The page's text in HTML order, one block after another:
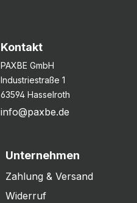
Kontakt
PAXBE GmbH
Industriestraße 1
63594 Hasselroth
info@paxbe.de
Unternehmen
Zahlung & Versand
Widerruf